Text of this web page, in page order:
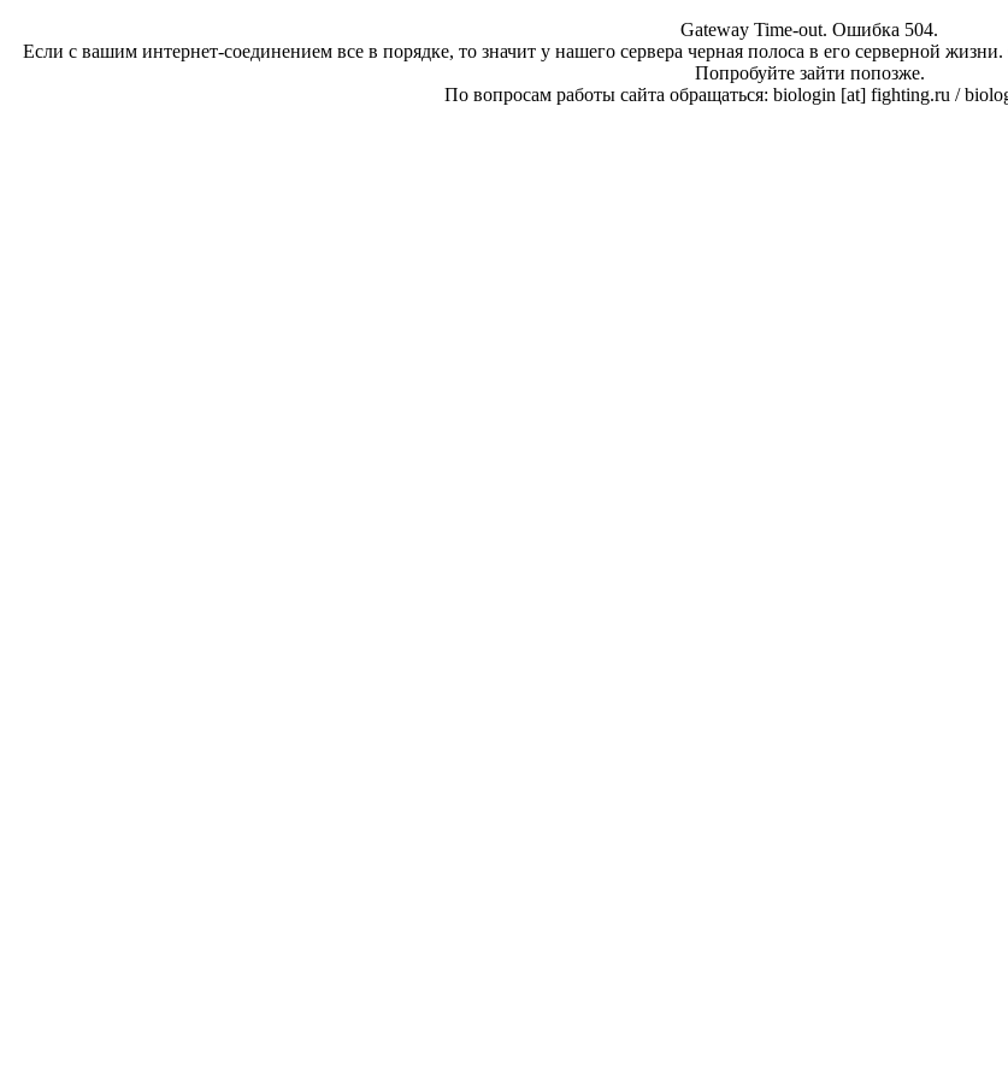
Gateway Time-out. Ошибка 504.
Если с вашим интернет-соединением все в порядке, то значит у нашего сервера черная полоса в его серверной
Попробуйте зайти попозже.
По вопросам работы сайта обращаться: biologin [at] fighting.ru /